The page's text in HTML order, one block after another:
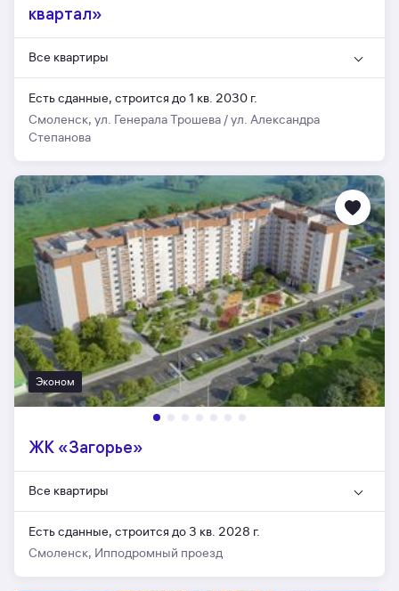
квартал»
Все квартиры
Есть сданные, строится до 1 кв. 2030 г.
Смоленск, ул. Генерала Трошева / ул. Александра
Степанова
Эконом
ЖК «Загорье»
Все квартиры
Есть сданные, строится до 3 кв. 2028 г.
Смоленск, Ипподромный проезд